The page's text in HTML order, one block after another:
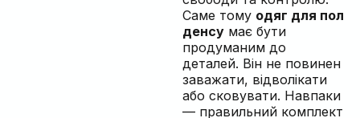
Саме тому одяг для пол
денсумає бути
продуманим до
деталей. Він не повинен
заважати, відволікати
або сковувати. Навпаки
— правильний комплект